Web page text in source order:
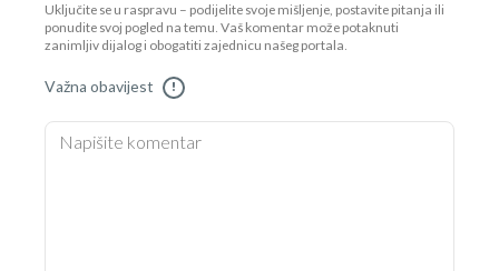
Uključite se u raspravu – podijelite svoje mišljenje, postavite pitanja ili
ponudite svoj pogled na temu. Vaš komentar može potaknuti
zanimljiv dijalog i obogatiti zajednicu našeg portala.
Važna obavijest !